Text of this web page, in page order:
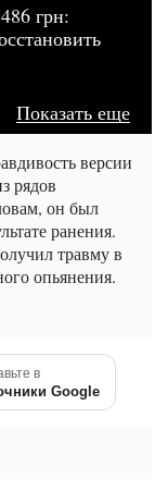
грн:
Показать еще
версии
рядов
он был
ранения.
травму в
опьянения.
в
Google